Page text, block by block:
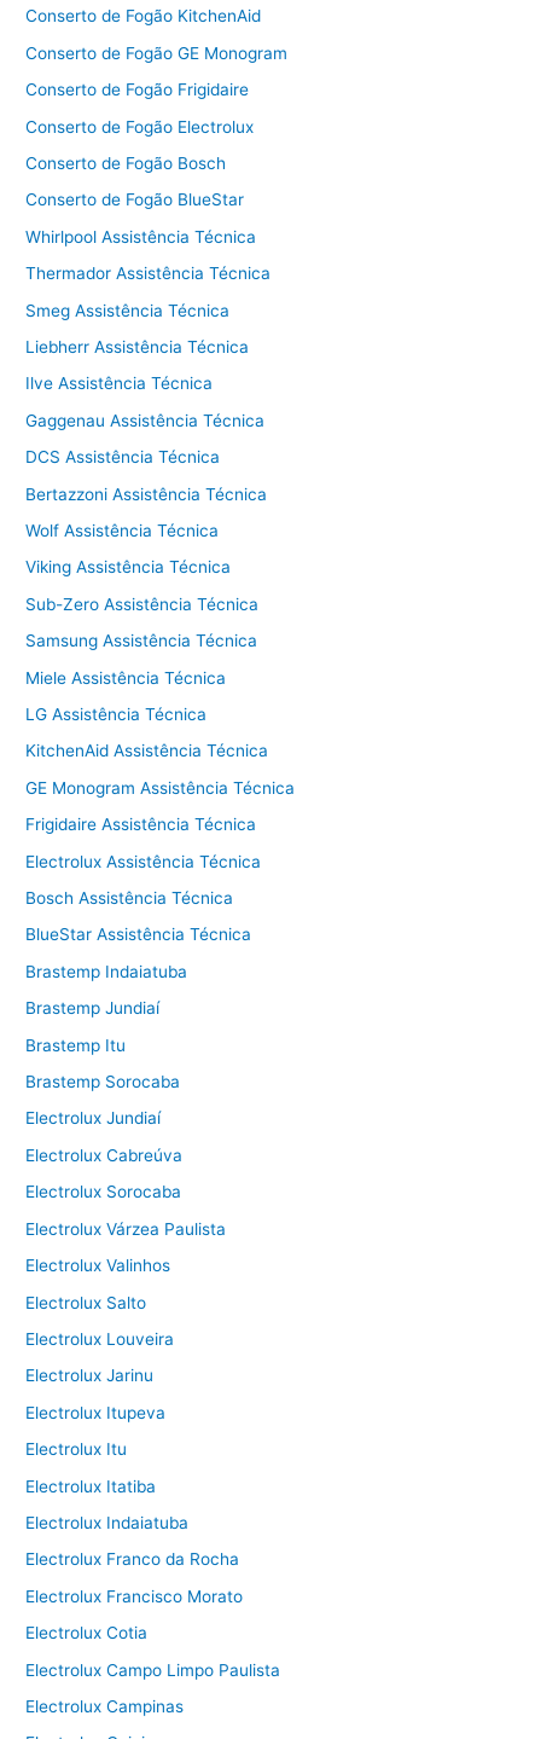
Conserto de Fogão KitchenAid
Conserto de Fogão GE Monogram
Conserto de Fogão Frigidaire
Conserto de Fogão Electrolux
Conserto de Fogão Bosch
Conserto de Fogão BlueStar
Whirlpool Assistência Técnica
Thermador Assistência Técnica
Smeg Assistência Técnica
Liebherr Assistência Técnica
Ilve Assistência Técnica
Gaggenau Assistência Técnica
DCS Assistência Técnica
Bertazzoni Assistência Técnica
Wolf Assistência Técnica
Viking Assistência Técnica
Sub-Zero Assistência Técnica
Samsung Assistência Técnica
Miele Assistência Técnica
LG Assistência Técnica
KitchenAid Assistência Técnica
GE Monogram Assistência Técnica
Frigidaire Assistência Técnica
Electrolux Assistência Técnica
Bosch Assistência Técnica
BlueStar Assistência Técnica
Brastemp Indaiatuba
Brastemp Jundiaí
Brastemp Itu
Brastemp Sorocaba
Electrolux Jundiaí
Electrolux Cabreúva
Electrolux Sorocaba
Electrolux Várzea Paulista
Electrolux Valinhos
Electrolux Salto
Electrolux Louveira
Electrolux Jarinu
Electrolux Itupeva
Electrolux Itu
Electrolux Itatiba
Electrolux Indaiatuba
Electrolux Franco da Rocha
Electrolux Francisco Morato
Electrolux Cotia
Electrolux Campo Limpo Paulista
Electrolux Campinas